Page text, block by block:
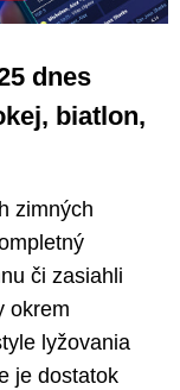
dnes
biatlon,
zimných
či zasiahli
okrem
lyžovania
je dostatok